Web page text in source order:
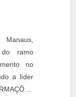
ramo
no
a líder